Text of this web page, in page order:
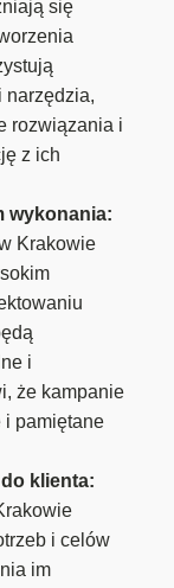
się
narzędzia,
rozwiązania i
z ich
wykonania:
Krakowie
i
że kampanie
i pamiętane
klienta:
i celów
im